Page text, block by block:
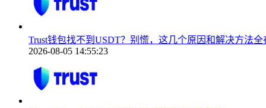
Trust钱包找不到USDT？别慌，这几个原因和解决方法全
2026-08-05 14:55:23